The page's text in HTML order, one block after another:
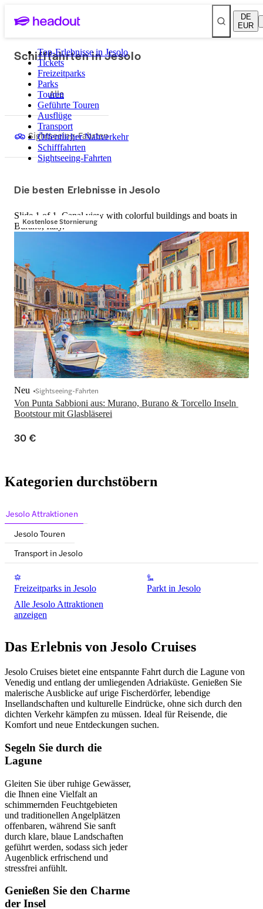
DE
EUR
Top-Erlebnisse in Jesolo
Tickets
Freizeitparks
Parks
Touren
Geführte Touren
Ausflüge
Transport
Öffentlicher Nahverkehr
Schifffahrten
Sightseeing-Fahrten
Schifffahrten in Jesolo
Alle
Sightseeing-Fahrten
Die besten Erlebnisse in Jesolo
Kostenlose Stornierung
Slide 1 of 1, Canal view with colorful buildings and boats in
Burano, Italy.
Von Punta Sabbioni aus: Murano, Burano & Torcello Inseln
Bootstour mit Glasbläserei
Neu Sightseeing-Fahrten
30 €
Kategorien durchstöbern
Jesolo Attraktionen
Jesolo Touren
Transport in Jesolo
Freizeitparks in Jesolo
Parkt in Jesolo
Alle Jesolo Attraktionen
anzeigen
Das Erlebnis von Jesolo Cruises
Jesolo Cruises bietet eine entspannte Fahrt durch die Lagune von
Venedig und entlang der umliegenden Adriaküste. Genießen Sie
malerische Ausblicke auf urige Fischerdörfer, lebendige
Insellandschaften und kulturelle Eindrücke, ohne sich durch den
dichten Verkehr kämpfen zu müssen. Ideal für Reisende, die
Komfort und neue Entdeckungen suchen.
Segeln Sie durch die
Lagune
Gleiten Sie über ruhige Gewässer,
die Ihnen eine Vielfalt an
schimmernden Feuchtgebieten
und traditionellen Angelplätzen
offenbaren, während Sie sanft
durch klare, blaue Landschaften
geführt werden, sodass sich jeder
Augenblick erfrischend und
stressfrei anfühlt.
Genießen Sie den Charme
der Insel